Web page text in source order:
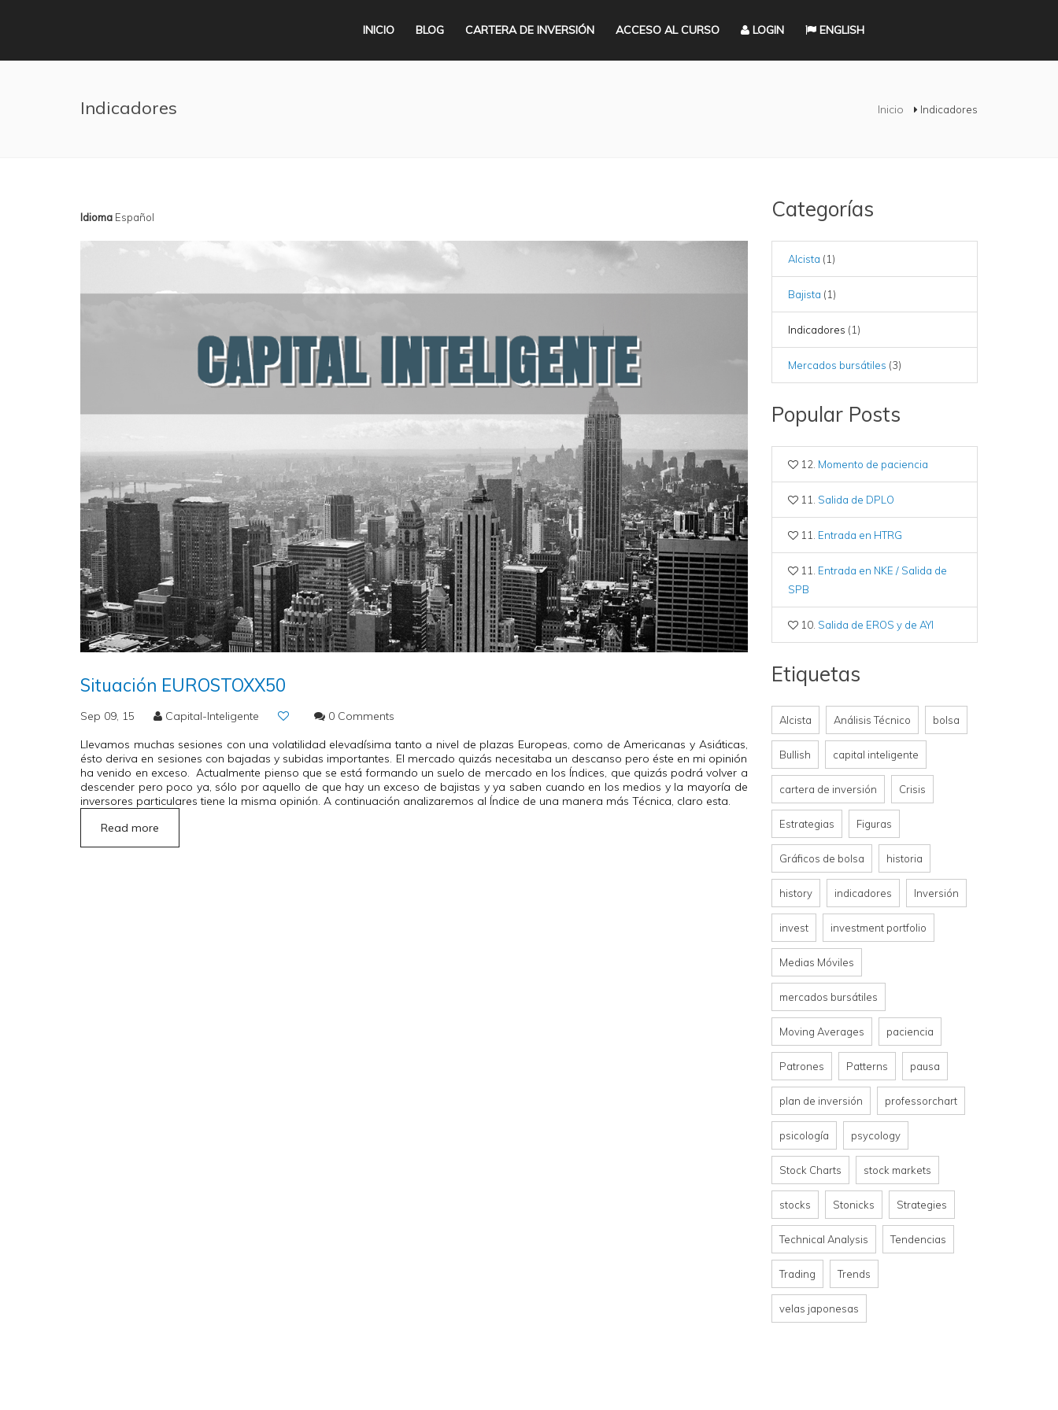
INICIO BLOG CARTERA DE INVERSIÓN ACCESO AL CURSO LOGIN ENGLISH
Indicadores Inicio Indicadores
Idioma Español
Situación EUROSTOXX50
Sep 09, 15 Capital-Inteligente
0 Comments
Llevamos muchas sesiones con una volatilidad elevadísima tanto a nivel de plazas Europeas, como de Americanas y Asiáticas,
ésto deriva en sesiones con bajadas y subidas importantes. El mercado quizás necesitaba un descanso pero éste en mi opinión
ha venido en exceso. Actualmente pienso que se está formando un suelo de mercado en los Índices, que quizás podrá volver a
descender pero poco ya, sólo por aquello de que hay un exceso de bajistas y ya saben cuando en los medios y la mayoría de
inversores particulares tiene la misma opinión. A continuación analizaremos al Índice de una manera más Técnica, claro esta.
Read more
Categorías
Alcista (1)
Bajista (1)
Indicadores (1)
Mercados bursátiles (3)
Popular Posts
12. Momento de paciencia
11. Salida de DPLO
11. Entrada en HTRG
11. Entrada en NKE / Salida de
SPB
10. Salida de EROS y de AYI
Etiquetas
Alcista Análisis Técnico bolsa
Bullish capital inteligente
cartera de inversión Crisis
Estrategias Figuras
Gráficos de bolsa historia
history indicadores Inversión
invest investment portfolio
Medias Móviles
mercados bursátiles
Moving Averages paciencia
Patrones Patterns pausa
plan de inversión professorchart
psicología psycology
Stock Charts stock markets
stocks Stonicks Strategies
Technical Analysis Tendencias
Trading Trends
velas japonesas